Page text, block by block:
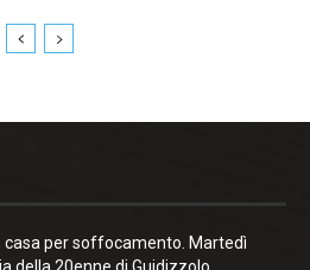
casa per soffocamento. Martedì